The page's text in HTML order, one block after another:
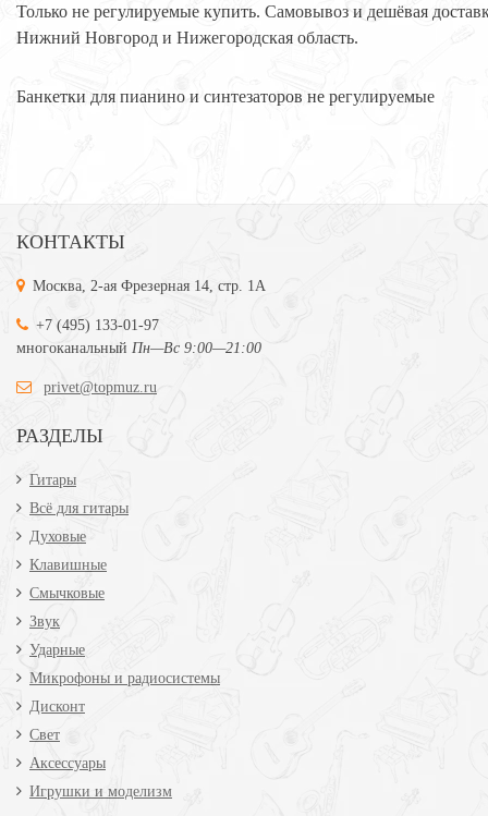
Только не регулируемые купить. Самовывоз и дешёвая
Нижний Новгород и Нижегородская область.
Банкетки для пианино и синтезаторов не регулируемые
КОНТАКТЫ
Москва, 2-ая Фрезерная 14, стр. 1А
+7 (495) 133-01-97
многоканальный Пн—Вс 9:00—21:00
privet@topmuz.ru
РАЗДЕЛЫ
Гитары
Всё для гитары
Духовые
Клавишные
Смычковые
Звук
Ударные
Микрофоны и радиосистемы
Дисконт
Свет
Аксессуары
Игрушки и моделизм